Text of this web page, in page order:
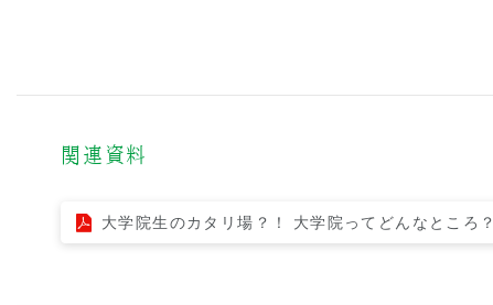
関連資料
大学院生のカタリ場？！ 大学院ってどんなところ？